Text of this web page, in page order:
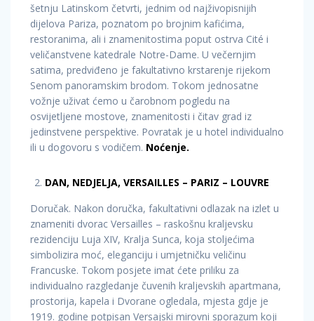
šetnju Latinskom četvrti, jednim od najživopisnijih
dijelova Pariza, poznatom po brojnim kafićima,
restoranima, ali i znamenitostima poput ostrva Cité i
veličanstvene katedrale Notre-Dame. U večernjim
satima, predviđeno je fakultativno krstarenje rijekom
Senom panoramskim brodom. Tokom jednosatne
vožnje uživat ćemo u čarobnom pogledu na
osvijetljene mostove, znamenitosti i čitav grad iz
jedinstvene perspektive. Povratak je u hotel individualno
ili u dogovoru s vodičem. Noćenje.
DAN, NEDJELJA, VERSAILLES – PARIZ – LOUVRE
Doručak. Nakon doručka, fakultativni odlazak na izlet u
znameniti dvorac Versailles – raskošnu kraljevsku
rezidenciju Luja XIV, Kralja Sunca, koja stoljećima
simbolizira moć, eleganciju i umjetničku veličinu
Francuske. Tokom posjete imat ćete priliku za
individualno razgledanje čuvenih kraljevskih apartmana,
prostorija, kapela i Dvorane ogledala, mjesta gdje je
1919. godine potpisan Versajski mirovni sporazum koji